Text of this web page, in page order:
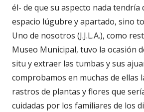
él- de que su aspecto nada tendría
espacio lúgubre y apartado, sino
Uno de nosotros (J.J.L.A.), como
Museo Municipal, tuvo la ocasión
situ y extraer las tumbas y sus
comprobamos en muchas de ellas
rastros de plantas y flores que
cuidadas por los familiares de los